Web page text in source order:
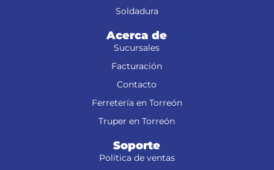
Soldadura
Acerca de
Sucursales
Facturación
Contacto
Ferretería en Torreón
Truper en Torreón
Soporte
Política de ventas